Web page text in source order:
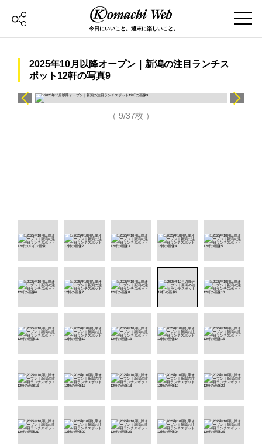
今日にいいこと。週末に楽しいこと。
2025年10月以降オープン｜新潟の注目ランチス
ポット12軒の写真9
（ 9/37枚 ）